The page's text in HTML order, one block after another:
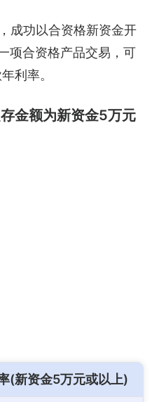
，成功以合资格新资金开
项合资格产品交易，可
利率。
金额为新资金5万元
(新资金5万元或以上)